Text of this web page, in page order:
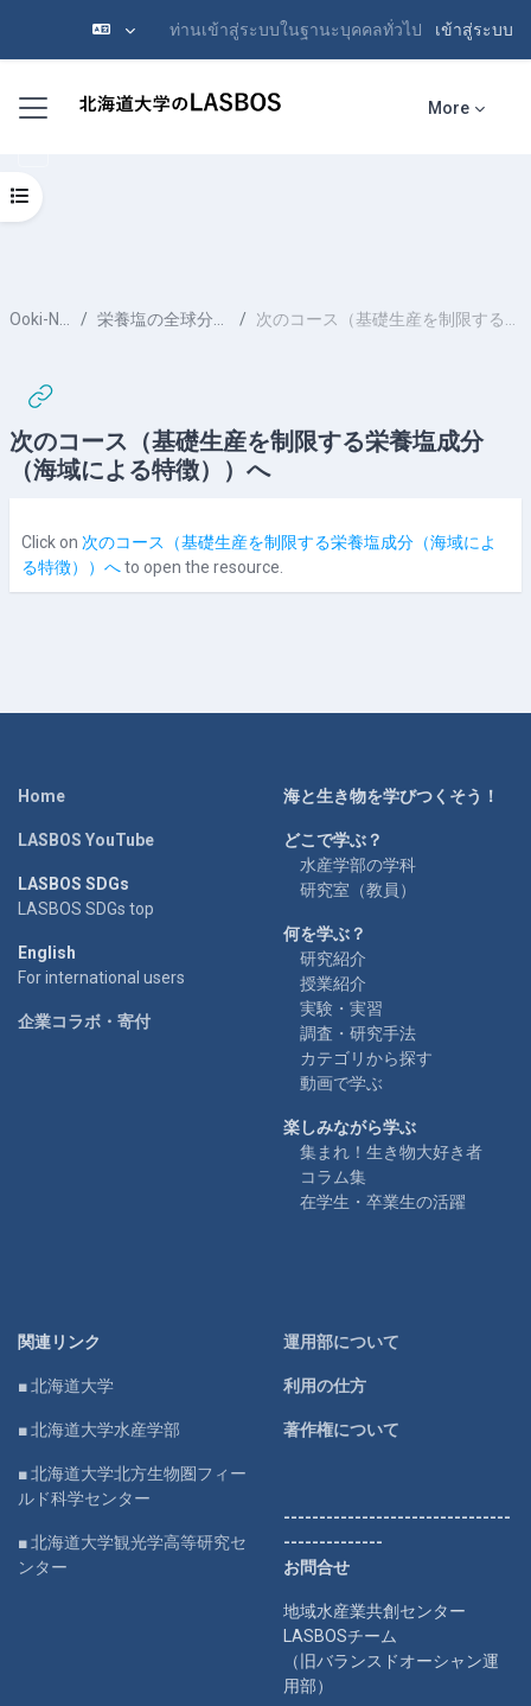
ท่านเข้าสู่ระบบในฐานะบุคคลทั่วไป เข้าสู่ระบบ
Side panel More
Ooki-Nutrient-6 栄養塩の全球分布（ケイ酸の相違） 次のコース（基礎生産を制限する栄養塩成分（海域による特徴））へ
次のコース（基礎生産を制限する栄養塩成分
（海域による特徴））へ
Open course index
Click on 次のコース（基礎生産を制限する栄養塩成分（海域によ
る特徴））へto open the resource.
Home
LASBOS YouTube
LASBOS SDGs
LASBOS SDGs top
English
For international users
企業コラボ・寄付
海と生き物を学びつくそう！
どこで学ぶ？
水産学部の学科
研究室（教員）
何を学ぶ？
研究紹介
授業紹介
実験・実習
調査・研究手法
カテゴリから探す
動画で学ぶ
楽しみながら学ぶ
集まれ！生き物大好き者
コラム集
在学生・卒業生の活躍
関連リンク
■ 北海道大学
■ 北海道大学水産学部
■ 北海道大学北方生物圏フィー
ルド科学センター
■ 北海道大学観光学高等研究セ
ンター
運用部について
利用の仕方
著作権について
--------------------------------
--------------
お問合せ
地域水産業共創センター
LASBOSチーム
（旧バランスドオーシャン運
用部）